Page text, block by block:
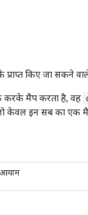
किए जा सकने वाले
करके मैप करता है, वह
इन सब का एक मैप
आयाम